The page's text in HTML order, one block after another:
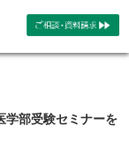
学部受験セミナーを